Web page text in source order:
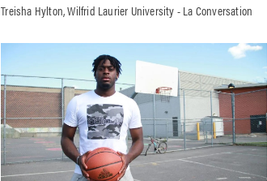
Treisha Hylton, Wilfrid Laurier University - La Conversation